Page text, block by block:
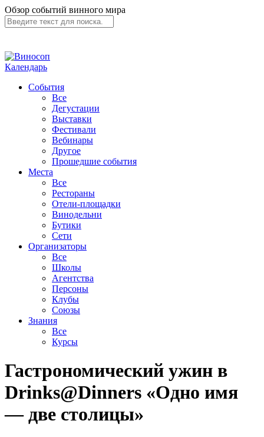
Обзор событий винного мира
Календарь
События
Все
Дегустации
Выставки
Фестивали
Вебинары
Другое
Прошедшие события
Места
Все
Рестораны
Отели-площадки
Винодельни
Бутики
Сети
Организаторы
Все
Школы
Агентства
Персоны
Клубы
Союзы
Знания
Все
Курсы
Гастрономический ужин в
Drinks@Dinners «Одно имя
— две столицы»